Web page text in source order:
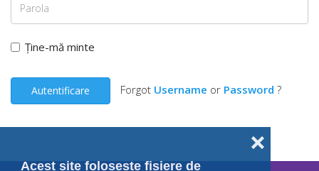
Acest site folosește fișiere de
❌
Ține-mă minte
Autentificare Forgot Username or Password ?